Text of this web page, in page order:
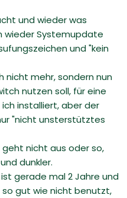
und wieder was
wieder Systemupdate
und "kein
nicht mehr, sondern nun
nutzen soll, für eine
installiert, aber der
"nicht unsterstütztes
geht nicht aus oder so,
dunkler.
gerade mal 2 Jahre und
gut wie nicht benutzt,